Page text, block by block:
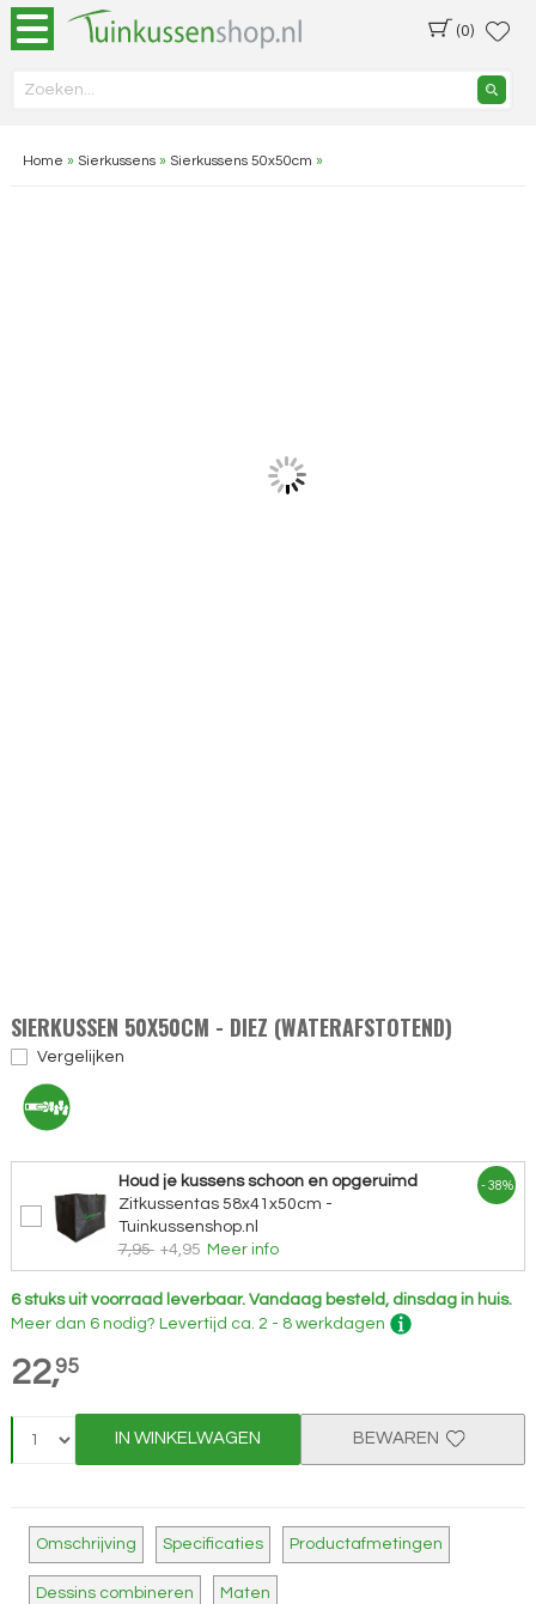
(0)
Home » Sierkussens» Sierkussens 50x50cm »
SIERKUSSEN 50X50CM - DIEZ (WATERAFSTOTEND)
Vergelijken
Houd je kussens schoon en opgeruimd
Zitkussentas 58x41x50cm -
Tuinkussenshop.nl
7,95 +4,95 Meer info
- 38%
6 stuks uit voorraad leverbaar. Vandaag besteld, dinsdag in huis.
Meer dan 6 nodig? Levertijd ca. 2 - 8 werkdagen
22,95
IN WINKELWAGEN BEWAREN
Omschrijving Specificaties Productafmetingen
Dessins combineren Maten